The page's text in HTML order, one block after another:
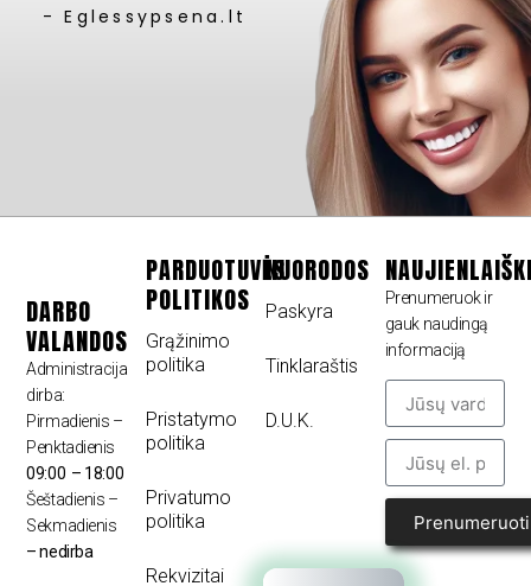
- Eglessypsena.lt
DARBO
VALANDOS
Administracija
dirba:
Pirmadienis –
Penktadienis
09:00 – 18:00
Šeštadienis –
Sekmadienis
– nedirba
PARDUOTUVĖS
POLITIKOS
Grąžinimo
politika
Pristatymo
politika
Privatumo
politika
Rekvizitai
NUORODOS
Paskyra
Tinklaraštis
D.U.K.
Prenumeruok ir
gauk naudingą
informaciją
Prenumeruoti